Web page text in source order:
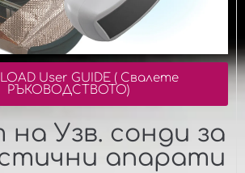
User GUIDE ( Свалете
РЪКОВОДСТВОТО)
Узв. сонди за
апарати